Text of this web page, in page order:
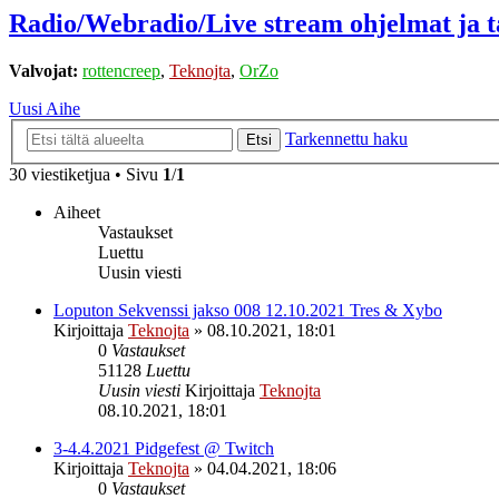
Radio/Webradio/Live stream ohjelmat ja
Valvojat: rottencreep, Teknojta, OrZo
Uusi Aihe
Etsi
Tarkennettu haku
30 viestiketjua • Sivu 1/1
Aiheet
Vastaukset
Luettu
Uusin viesti
Loputon Sekvenssi jakso 008 12.10.2021 Tres & Xybo
Kirjoittaja Teknojta » 08.10.2021, 18:01
0 Vastaukset
51128 Luettu
Uusin viesti Kirjoittaja Teknojta
08.10.2021, 18:01
3-4.4.2021 Pidgefest @ Twitch
Kirjoittaja Teknojta » 04.04.2021, 18:06
0 Vastaukset